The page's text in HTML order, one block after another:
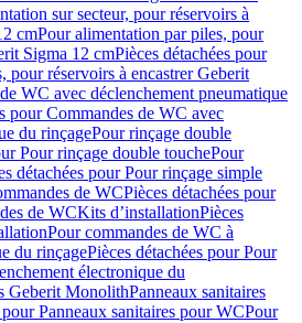
sur secteur, pour réservoirs à
cmPour alimentation par piles, pour
Sigma 12 cmPièces détachées pour
pour réservoirs à encastrer Geberit
WC avec déclenchement pneumatique
pour Commandes de WC avec
du rinçagePour rinçage double
Pour rinçage double touchePour
détachées pour Pour rinçage simple
de WCPièces détachées pour
de WCKits d’installationPièces
Pour commandes de WC à
du rinçagePièces détachées pour Pour
électronique du
Geberit MonolithPanneaux sanitaires
pour Panneaux sanitaires pour WCPour